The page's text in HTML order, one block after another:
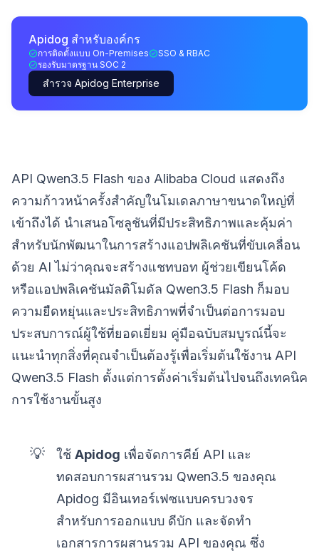
Apidog สำหรับองค์กร
การติดตั้งแบบ On-Premises
SSO & RBAC
รองรับมาตรฐาน SOC 2
สำรวจ Apidog Enterprise
API Qwen3.5 Flash ของ Alibaba Cloud แสดงถึง
ความก้าวหน้าครั้งสำคัญในโมเดลภาษาขนาดใหญ่ที่
เข้าถึงได้ นำเสนอโซลูชันที่มีประสิทธิภาพและคุ้มค่า
สำหรับนักพัฒนาในการสร้างแอปพลิเคชันที่ขับเคลื่อน
ด้วย AI ไม่ว่าคุณจะสร้างแชทบอท ผู้ช่วยเขียนโค้ด
หรือแอปพลิเคชันมัลติโมดัล Qwen3.5 Flash ก็มอบ
ความยืดหยุ่นและประสิทธิภาพที่จำเป็นต่อการมอบ
ประสบการณ์ผู้ใช้ที่ยอดเยี่ยม คู่มือฉบับสมบูรณ์นี้จะ
แนะนำทุกสิ่งที่คุณจำเป็นต้องรู้เพื่อเริ่มต้นใช้งาน API
Qwen3.5 Flash ตั้งแต่การตั้งค่าเริ่มต้นไปจนถึงเทคนิค
การใช้งานขั้นสูง
💡 ใช้Apidog เพื่อจัดการคีย์ API และ
ทดสอบการผสานรวม Qwen3.5 ของคุณ
Apidog มีอินเทอร์เฟซแบบครบวงจร
สำหรับการออกแบบ ดีบัก และจัดทำ
เอกสารการผสานรวม API ของคุณ ซึ่ง